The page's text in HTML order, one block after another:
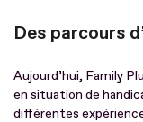
Des parcours
Aujourd’hui, Family
en situation de
différentes